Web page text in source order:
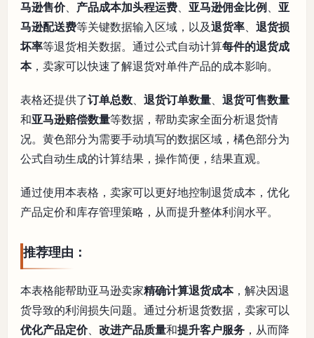
马逊售价、 产品成本加头程运费 亚马逊佣金比例
亚
马逊配送费等关键数据输入区域，以及退货率
退货损
坏率等退货相关数据。通过公式自动计算每件的退货成
本，卖家可以快速了解退货对单件产品的成本影响。
表格还提供了订单总数 退货订单数量
退货可售数量
和亚马逊赔偿数量等数据，帮助卖家全面分析退货情
况。黄色部分为需要手动填写的数据区域，橘色部分为
公式自动生成的计算结果，操作简便，结果直观。
通过使用本表格，卖家可以更好地控制退货成本，优化
产品定价和库存管理策略，从而提升整体利润水平。
推荐理由：
本表格能帮助亚马逊卖家精确计算退货成本，解决因退
货导致的利润损失问题。通过分析退货数据，卖家可以
优化产品定价、 改进产品质量和提升客户服务 ，从而降